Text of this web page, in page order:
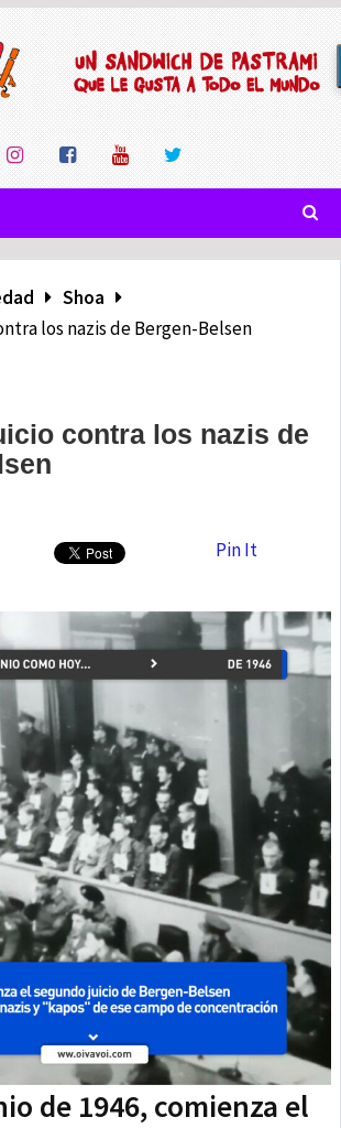
Shoa
los nazis de Bergen-Belsen
contra los nazis de
Pin It
de 1946, comienza el